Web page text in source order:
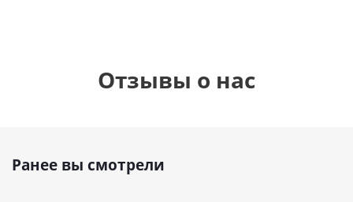
Отзывы о нас
Ранее вы смотрели